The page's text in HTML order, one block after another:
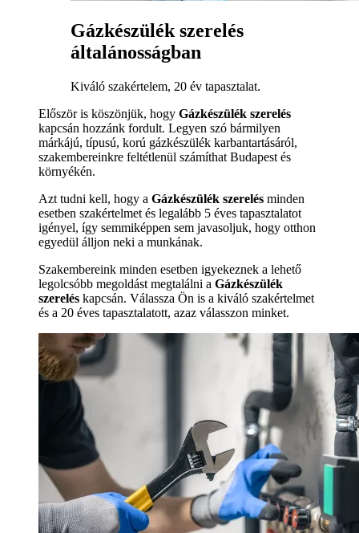
Gázkészülék szerelés
általánosságban
Kiváló szakértelem, 20 év tapasztalat.
Először is köszönjük, hogy Gázkészülék szerelés
kapcsán hozzánk fordult. Legyen szó bármilyen
márkájú, típusú, korú gázkészülék karbantartásáról,
szakembereinkre feltétlenül számíthat Budapest és
környékén.
Azt tudni kell, hogy a Gázkészülék szerelés minden
esetben szakértelmet és legalább 5 éves tapasztalatot
igényel, így semmiképpen sem javasoljuk, hogy otthon
egyedül álljon neki a munkának.
Szakembereink minden esetben igyekeznek a lehető
legolcsóbb megoldást megtalálni a Gázkészülék
szerelés kapcsán. Válassza Ön is a kiváló szakértelmet
és a 20 éves tapasztalatott, azaz válasszon minket.